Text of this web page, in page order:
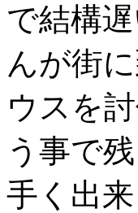
で結構
んが街
ウスを
う事で
手く出